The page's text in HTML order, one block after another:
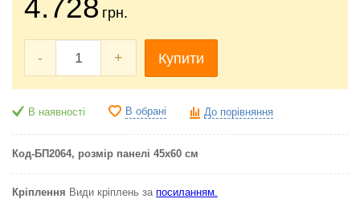
4.728 грн.
- + Купити
В наявності В обрані До порівняння
Код-БП2064, розмір панелі 45х60 см
Кріплення Види кріплень за посиланням.